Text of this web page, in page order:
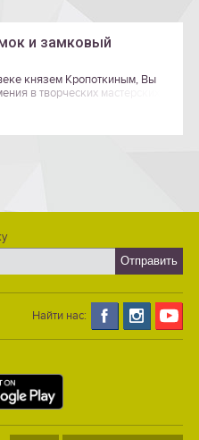
и замковый
князем Кропоткиным, Вы
в творческих мастерских
Найти нас: